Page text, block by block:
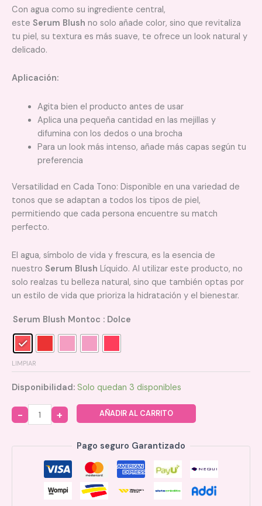
Con agua como su ingrediente central,
este Serum Blush no solo añade color, sino que revitaliza
tu piel, su textura es más suave, te ofrece un look natural y
delicado.
Aplicación:
Agita bien el producto antes de usar
Aplica una pequeña cantidad en las mejillas y
difumina con los dedos o una brocha
Para un look más intenso, añade más capas según tu
preferencia
Versatilidad en Cada Tono: Disponible en una variedad de
tonos que se adaptan a todos los tipos de piel,
permitiendo que cada persona encuentre su match
perfecto.
El agua, símbolo de vida y frescura, es la esencia de
nuestro Serum Blush Líquido. Al utilizar este producto, no
solo realzas tu belleza natural, sino que también optas por
un estilo de vida que prioriza la hidratación y el bienestar.
Serum Blush Montoc : Dolce
LIMPIAR
Disponibilidad: Solo quedan 3 disponibles
Quantity
AÑADIR AL CARRITO
Pago seguro Garantizado